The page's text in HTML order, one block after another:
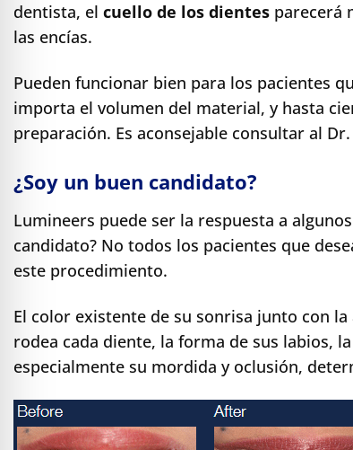
dentista, el cuello de los dientes parecerá
las encías.
Pueden funcionar bien para los pacientes
importa el volumen del material, y hasta
preparación. Es aconsejable consultar al
¿Soy un buen candidato?
Lumineers puede ser la respuesta a
candidato? No todos los pacientes que
este procedimiento.
El color existente de su sonrisa junto con
rodea cada diente, la forma de sus labios,
especialmente su mordida y oclusión,